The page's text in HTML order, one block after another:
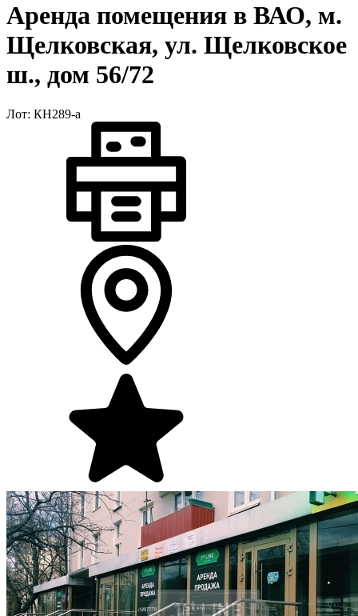
Аренда помещения в ВАО, м.
Щелковская, ул. Щелковское
ш., дом 56/72
Лот: КН289-a